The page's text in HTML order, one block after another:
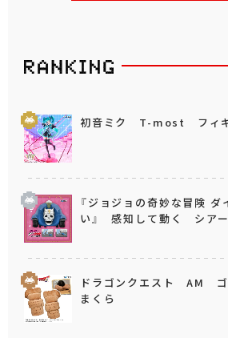
初音ミク T-most フィ
『ジョジョの奇妙な冒険 ダ
い』 感知して動く シア
ドラゴンクエスト AM ゴ
まくら